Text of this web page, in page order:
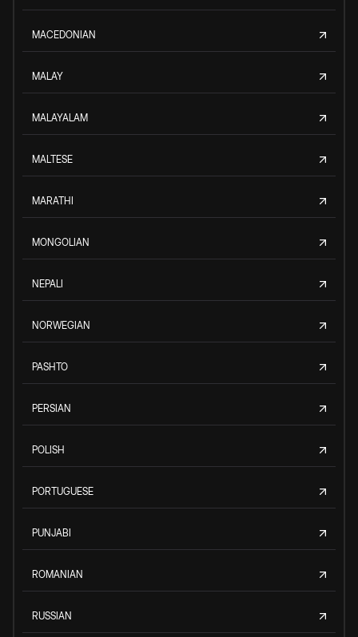
MACEDONIAN
MALAY
MALAYALAM
MALTESE
MARATHI
MONGOLIAN
NEPALI
NORWEGIAN
PASHTO
PERSIAN
POLISH
PORTUGUESE
PUNJABI
ROMANIAN
RUSSIAN